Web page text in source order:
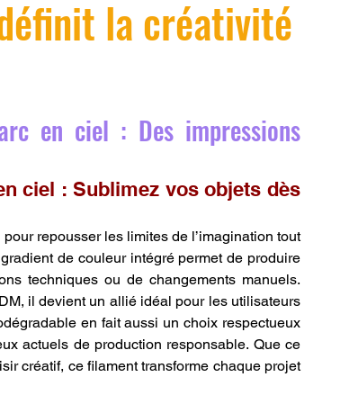
3D à la demande Formation 3D en ligne.
CREALITY
la créativité
en ciel : Des impressions
ciel : Sublimez vos objets dès
pour repousser les limites de l’imagination tout
de couleur intégré permet de produire
techniques ou de changements manuels.
il devient un allié idéal pour les utilisateurs
en fait aussi un choix respectueux
actuels de production responsable. Que ce
créatif, ce filament transforme chaque projet